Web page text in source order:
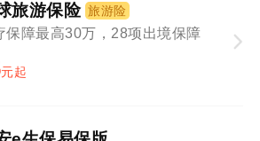
旅游保险 旅游险
保障最高30万，28项出境保障
元起